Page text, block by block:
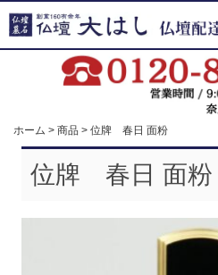
ホーム > 商品 > 位牌 春日 面粉
位牌 春日 面粉